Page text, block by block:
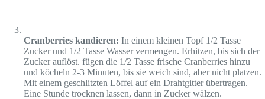
Cranberries kandieren: In einem kleinen Topf 1/2 Tasse
Zucker und 1/2 Tasse Wasser vermengen. Erhitzen, bis sich der
Zucker auflöst. fügen die 1/2 Tasse frische Cranberries hinzu
und köcheln 2-3 Minuten, bis sie weich sind, aber nicht platzen.
Mit einem geschlitzten Löffel auf ein Drahtgitter übertragen.
Eine Stunde trocknen lassen, dann in Zucker wälzen.